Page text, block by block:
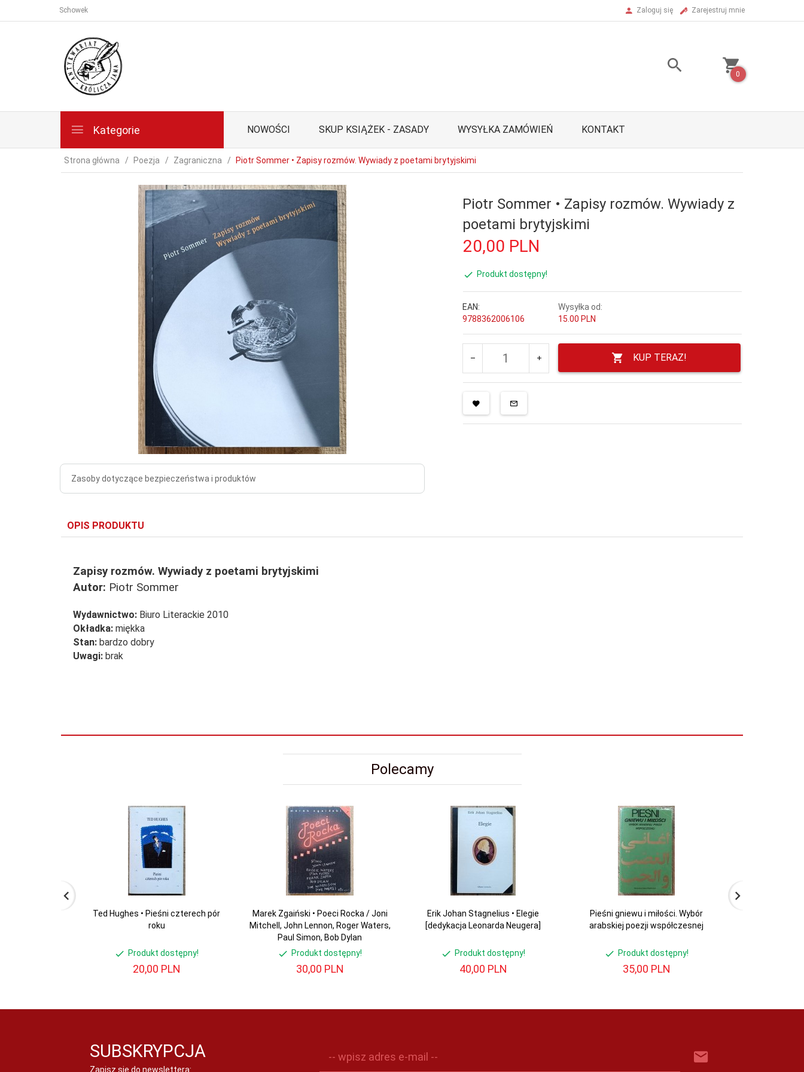
Schowek Zaloguj się Zarejestruj mnie
0
Kategorie NOWOŚCI SKUP KSIĄŻEK - ZASADY WYSYŁKA ZAMÓWIEŃ KONTAKT
Strona główna Poezja Zagraniczna Piotr Sommer • Zapisy rozmów. Wywiady z poetami brytyjskimi
Zasoby dotyczące bezpieczeństwa i produktów
Piotr Sommer • Zapisy rozmów. Wywiady z
poetami brytyjskimi
20,00 PLN
Produkt dostępny!
EAN:
9788362006106
Wysyłka od:
15.00 PLN
KUP TERAZ!
OPIS PRODUKTU
Zapisy rozmów. Wywiady z poetami brytyjskimi
Autor: Piotr Sommer
Wydawnictwo: Biuro Literackie 2010
Okładka: miękka
Stan: bardzo dobry
Uwagi: brak
Polecamy
Ted Hughes • Pieśni czterech pór
roku
Produkt dostępny!
20,00 PLN
Marek Zgaiński • Poeci Rocka / Joni
Mitchell, John Lennon, Roger Waters,
Paul Simon, Bob Dylan
Produkt dostępny!
30,00 PLN
Erik Johan Stagnelius • Elegie
[dedykacja Leonarda Neugera]
Produkt dostępny!
40,00 PLN
Pieśni gniewu i miłości. Wybór
arabskiej poezji współczesnej
Produkt dostępny!
35,00 PLN
SUBSKRYPCJA
Zapisz się do newslettera:
-- wpisz adres e-mail --